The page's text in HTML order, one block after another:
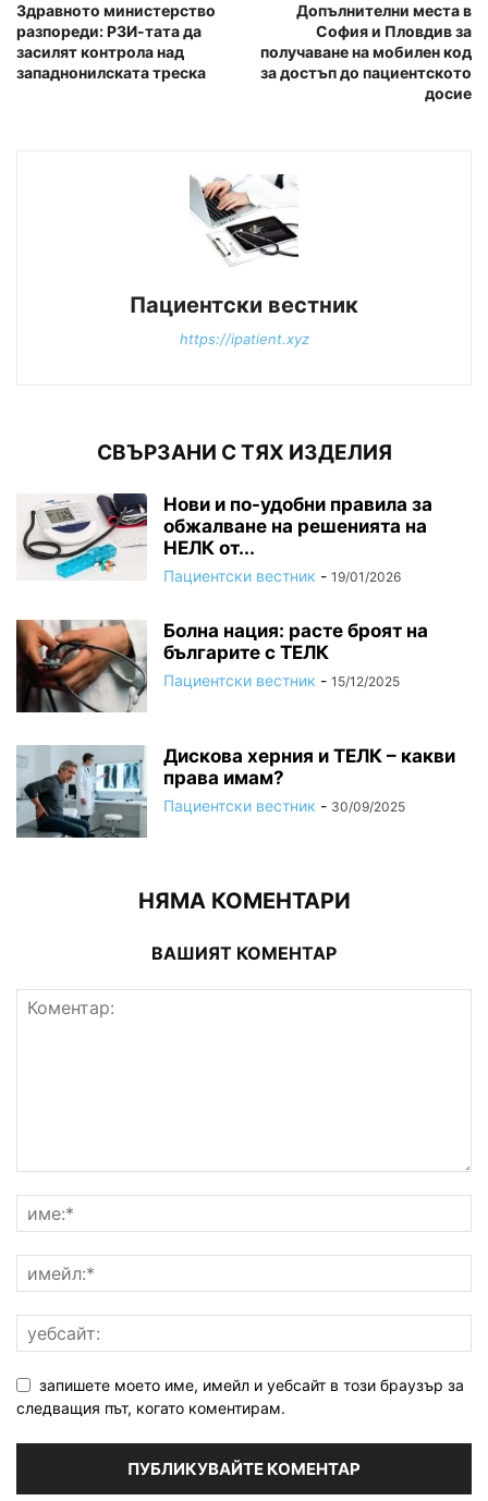
Здравното министерство
разпореди: РЗИ-тата да
засилят контрола над
западнонилската треска
Допълнителни места в
София и Пловдив за
получаване на мобилен код
за достъп до пациентското
досие
Пациентски вестник
https://ipatient.xyz
СВЪРЗАНИ С ТЯХ ИЗДЕЛИЯ
Нови и по-удобни правила за
обжалване на решенията на
НЕЛК от...
Пациентски вестник - 19/01/2026
Болна нация: расте броят на
българите с ТЕЛК
Пациентски вестник - 15/12/2025
Дискова херния и ТЕЛК – какви
права имам?
Пациентски вестник - 30/09/2025
НЯМА КОМЕНТАРИ
ВАШИЯТ КОМЕНТАР
запишете моето име, имейл и уебсайт в този браузър за
следващия път, когато коментирам.